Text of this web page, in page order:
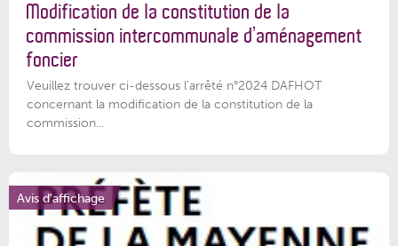
Modification de la constitution de la
commission intercommunale d’aménagement
foncier
Veuillez trouver ci-dessous l'arrêté n°2024 DAFHOT
concernant la modification de la constitution de la
commission...
Avis d'affichage